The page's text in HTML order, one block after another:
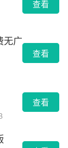
查看
无广
查看
查看